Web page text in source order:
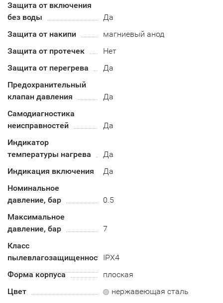
Защита от включения
без воды
Да
Защита от накипи
магниевый анод
Защита от протечек
Нет
Защита от перегрева
Да
Предохранительный
клапан давления
Да
Самодиагностика
неисправностей
Да
Индикатор
температуры нагрева
Да
Индикация включения
Да
Номинальное
давление, бар
0.5
Максимальное
давление, бар
7
Класс
пылевлагозащищенностиIPX4
Форма корпуса
плоская
Цвет
нержавеющая сталь